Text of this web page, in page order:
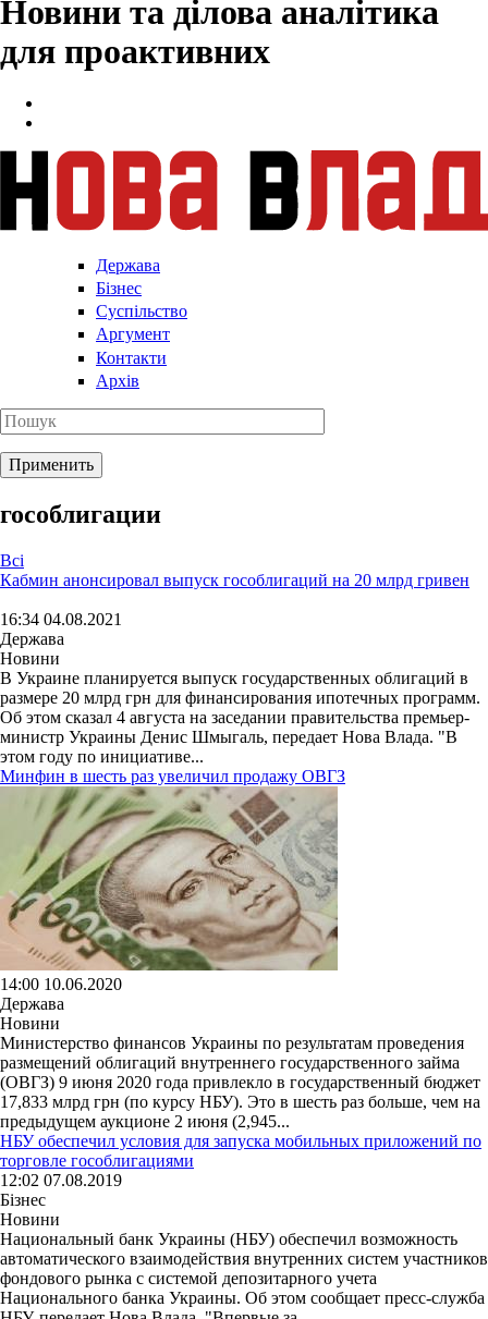
Новини та ділова аналітика
для проактивних
Держава
Бізнес
Суспільство
Аргумент
Контакти
Архів
гособлигации
Всі
Кабмин анонсировал выпуск гособлигаций на 20 млрд гривен
16:34 04.08.2021
Держава
Новини
В Украине планируется выпуск государственных облигаций в
размере 20 млрд грн для финансирования ипотечных программ.
Об этом сказал 4 августа на заседании правительства премьер-
министр Украины Денис Шмыгаль, передает Нова Влада. "В
этом году по инициативе...
Минфин в шесть раз увеличил продажу ОВГЗ
14:00 10.06.2020
Держава
Новини
Министерство финансов Украины по результатам проведения
размещений облигаций внутреннего государственного займа
(ОВГЗ) 9 июня 2020 года привлекло в государственный бюджет
17,833 млрд грн (по курсу НБУ). Это в шесть раз больше, чем на
предыдущем аукционе 2 июня (2,945...
НБУ обеспечил условия для запуска мобильных приложений по
торговле гособлигациями
12:02 07.08.2019
Бізнес
Новини
Национальный банк Украины (НБУ) обеспечил возможность
автоматического взаимодействия внутренних систем участников
фондового рынка с системой депозитарного учета
Национального банка Украины. Об этом сообщает пресс-служба